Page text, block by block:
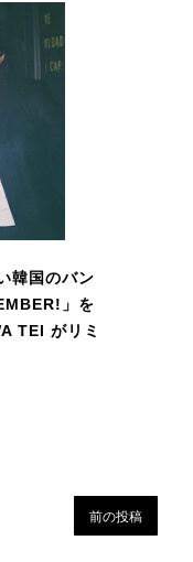
韓国のバン
」を
TEI がリミ
前の投稿